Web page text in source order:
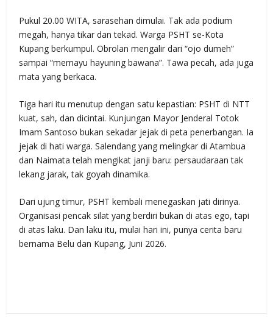
Pukul 20.00 WITA, sarasehan dimulai. Tak ada podium
megah, hanya tikar dan tekad. Warga PSHT se-Kota
Kupang berkumpul. Obrolan mengalir dari “ojo dumeh”
sampai “memayu hayuning bawana”. Tawa pecah, ada juga
mata yang berkaca.
Tiga hari itu menutup dengan satu kepastian: PSHT di NTT
kuat, sah, dan dicintai. Kunjungan Mayor Jenderal Totok
Imam Santoso bukan sekadar jejak di peta penerbangan. Ia
jejak di hati warga. Salendang yang melingkar di Atambua
dan Naimata telah mengikat janji baru: persaudaraan tak
lekang jarak, tak goyah dinamika.
Dari ujung timur, PSHT kembali menegaskan jati dirinya.
Organisasi pencak silat yang berdiri bukan di atas ego, tapi
di atas laku. Dan laku itu, mulai hari ini, punya cerita baru
bernama Belu dan Kupang, Juni 2026.